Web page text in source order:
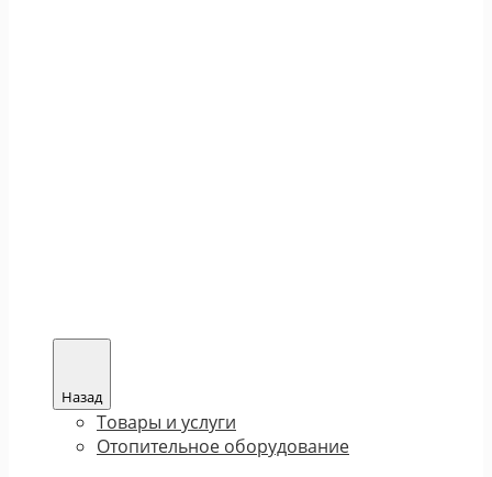
Назад
Товары и услуги
Отопительное оборудование